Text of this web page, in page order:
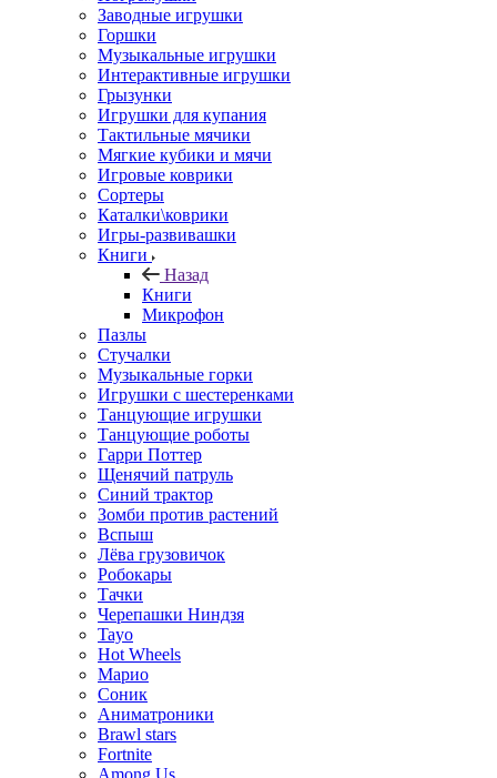
Заводные игрушки
Горшки
Музыкальные игрушки
Интерактивные игрушки
Грызунки
Игрушки для купания
Тактильные мячики
Мягкие кубики и мячи
Игровые коврики
Сортеры
Каталки\коврики
Игры-развивашки
Книги
Назад
Книги
Микрофон
Пазлы
Стучалки
Музыкальные горки
Игрушки с шестеренками
Танцующие игрушки
Танцующие роботы
Гарри Поттер
Щенячий патруль
Синий трактор
Зомби против растений
Вспыш
Лёва грузовичок
Робокары
Тачки
Черепашки Ниндзя
Tayo
Hot Wheels
Марио
Соник
Аниматроники
Brawl stars
Fortnite
Among Us